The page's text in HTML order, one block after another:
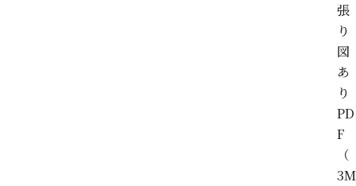
張
り
図
あ
り
PD
F
（
3M